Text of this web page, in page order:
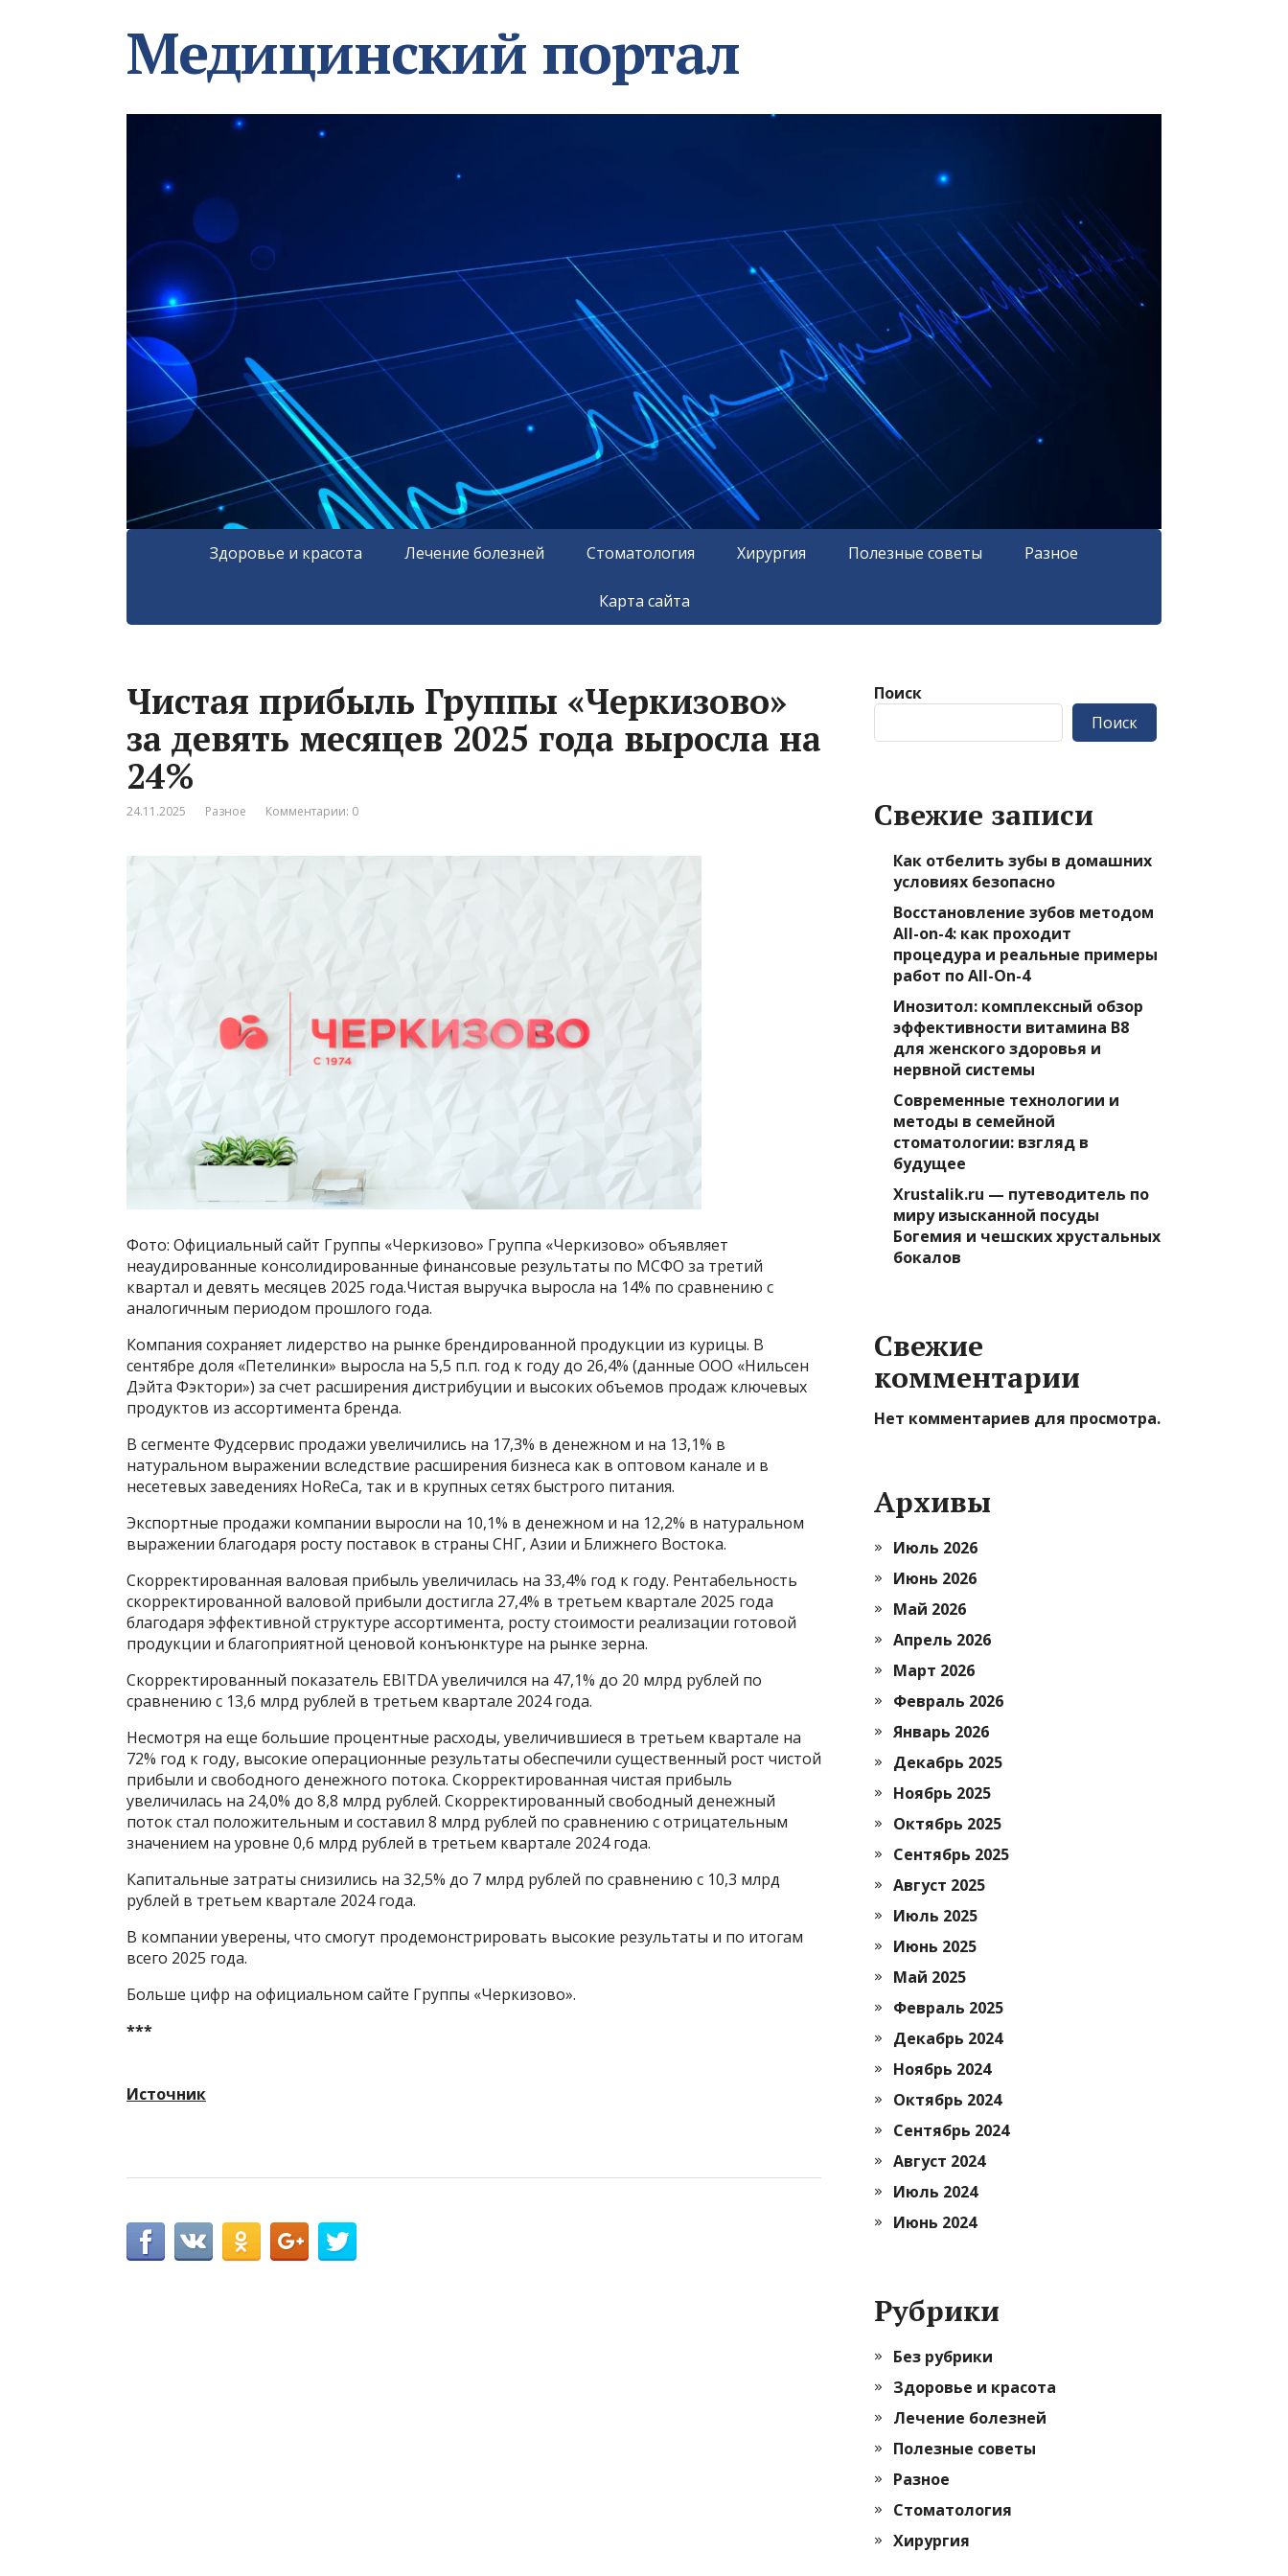
Медицинский портал
Здоровье и красота Лечение болезней Стоматология Хирургия Полезные советы Разное
Карта сайта
Чистая прибыль Группы «Черкизово»
за девять месяцев 2025 года выросла на
24%
24.11.2025 Разное Комментарии: 0
Фото: Официальный сайт Группы «Черкизово» Группа «Черкизово» объявляет
неаудированные консолидированные финансовые результаты по МСФО за третий
квартал и девять месяцев 2025 года.Чистая выручка выросла на 14% по сравнению с
аналогичным периодом прошлого года.
Компания сохраняет лидерство на рынке брендированной продукции из курицы. В
сентябре доля «Петелинки» выросла на 5,5 п.п. год к году до 26,4% (данные ООО «Нильсен
Дэйта Фэктори») за счет расширения дистрибуции и высоких объемов продаж ключевых
продуктов из ассортимента бренда.
В сегменте Фудсервис продажи увеличились на 17,3% в денежном и на 13,1% в
натуральном выражении вследствие расширения бизнеса как в оптовом канале и в
несетевых заведениях HoReCa, так и в крупных сетях быстрого питания.
Экспортные продажи компании выросли на 10,1% в денежном и на 12,2% в натуральном
выражении благодаря росту поставок в страны СНГ, Азии и Ближнего Востока.
Скорректированная валовая прибыль увеличилась на 33,4% год к году. Рентабельность
скорректированной валовой прибыли достигла 27,4% в третьем квартале 2025 года
благодаря эффективной структуре ассортимента, росту стоимости реализации готовой
продукции и благоприятной ценовой конъюнктуре на рынке зерна.
Скорректированный показатель EBITDA увеличился на 47,1% до 20 млрд рублей по
сравнению с 13,6 млрд рублей в третьем квартале 2024 года.
Несмотря на еще большие процентные расходы, увеличившиеся в третьем квартале на
72% год к году, высокие операционные результаты обеспечили существенный рост чистой
прибыли и свободного денежного потока. Скорректированная чистая прибыль
увеличилась на 24,0% до 8,8 млрд рублей. Скорректированный свободный денежный
поток стал положительным и составил 8 млрд рублей по сравнению с отрицательным
значением на уровне 0,6 млрд рублей в третьем квартале 2024 года.
Капитальные затраты снизились на 32,5% до 7 млрд рублей по сравнению с 10,3 млрд
рублей в третьем квартале 2024 года.
В компании уверены, что смогут продемонстрировать высокие результаты и по итогам
всего 2025 года.
Больше цифр на официальном сайте Группы «Черкизово».
***
Источник
Поиск
Поиск
Свежие записи
Как отбелить зубы в домашних
условиях безопасно
Восстановление зубов методом
All-on-4: как проходит
процедура и реальные примеры
работ по All-On-4
Инозитол: комплексный обзор
эффективности витамина B8
для женского здоровья и
нервной системы
Современные технологии и
методы в семейной
стоматологии: взгляд в
будущее
Xrustalik.ru — путеводитель по
миру изысканной посуды
Богемия и чешских хрустальных
бокалов
Свежие
комментарии
Нет комментариев для просмотра.
Архивы
Июль 2026
Июнь 2026
Май 2026
Апрель 2026
Март 2026
Февраль 2026
Январь 2026
Декабрь 2025
Ноябрь 2025
Октябрь 2025
Сентябрь 2025
Август 2025
Июль 2025
Июнь 2025
Май 2025
Февраль 2025
Декабрь 2024
Ноябрь 2024
Октябрь 2024
Сентябрь 2024
Август 2024
Июль 2024
Июнь 2024
Рубрики
Без рубрики
Здоровье и красота
Лечение болезней
Полезные советы
Разное
Стоматология
Хирургия